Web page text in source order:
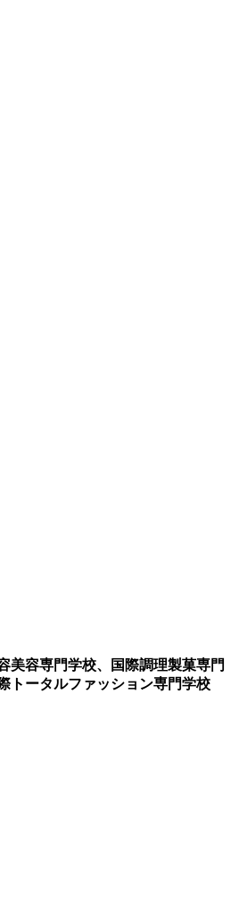
美容専門学校、国際調理製菓専門
トータルファッション専門学校